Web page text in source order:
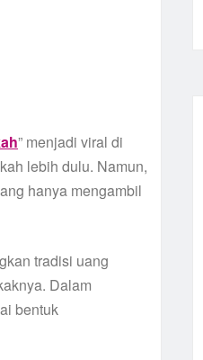
” menjadi viral di
lebih dulu. Namun,
hanya mengambil
tradisi uang
Dalam
bentuk